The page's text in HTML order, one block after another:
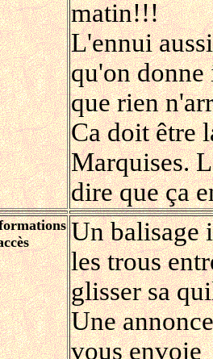
matin!!!
L'ennui
qu'on donne
que rien
Ca doit être
Marquises.
dire que ça
Un balisage
les trous
glisser sa
Une
vous